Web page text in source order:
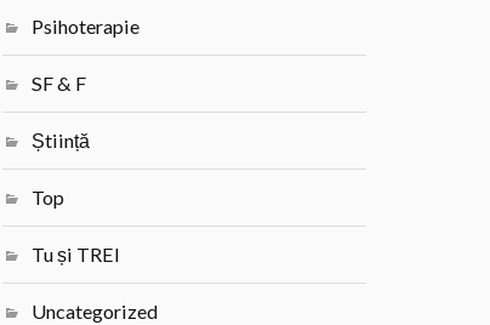
Psihoterapie
SF & F
Știință
Top
Tu și TREI
Uncategorized